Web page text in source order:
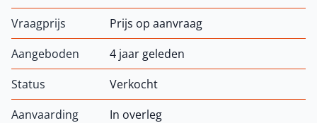
Vraagprijs
Prijs op aanvraag
Aangeboden
4 jaar geleden
Status
Verkocht
Aanvaarding
In overleg